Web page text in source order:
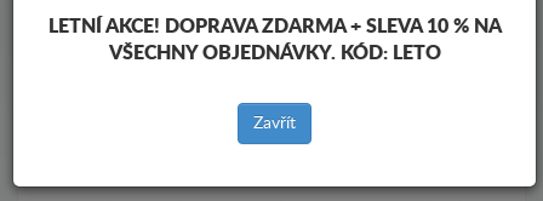
Značky
Značky vozidel
Zpět na produkty
LETNÍ AKCE! DOPRAVA ZDARMA + SLEVA 10 % NA
VŠECHNY OBJEDNÁVKY. KÓD: LETO
Zavřít